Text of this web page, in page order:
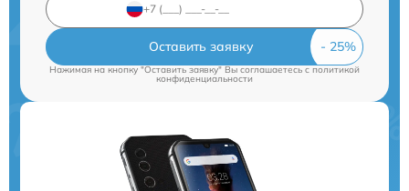
Оставить заявку
Нажимая на кнопку "Оставить заявку" Вы соглашаетесь cполитикой
конфиденциальности